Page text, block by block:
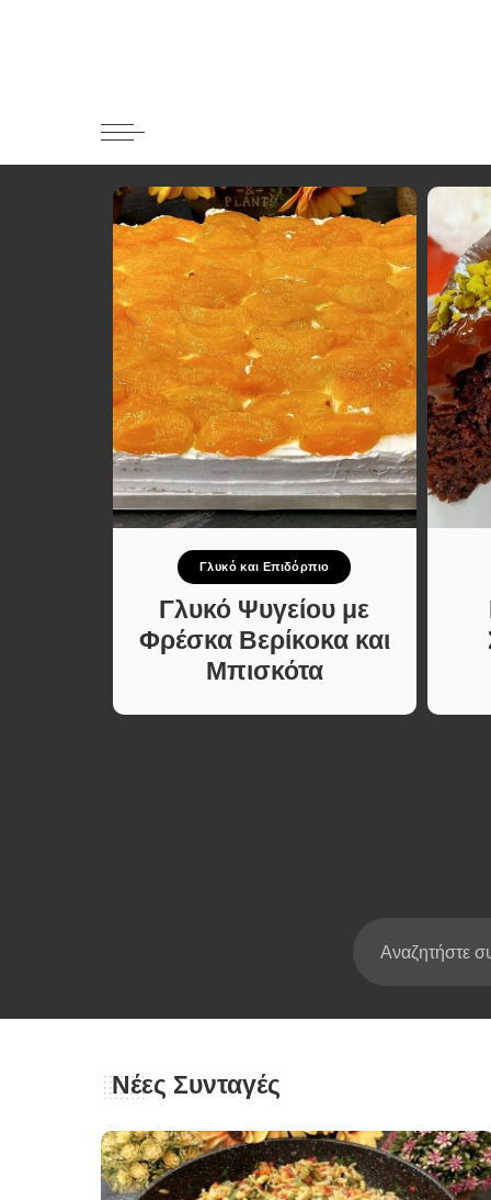
Γλυκό
Ποτά και
Ψάρι και
Σάλτσες
Κυρίως
Κρέας
Ζυμαρικά
Πίτες και
Σαλάτες
Σνακ
Γλυκό και Επιδόρπιο
Γλυκό Ψυγείου με
Φρέσκα Βερίκοκα και
Μπισκότα
Νέες Συνταγές